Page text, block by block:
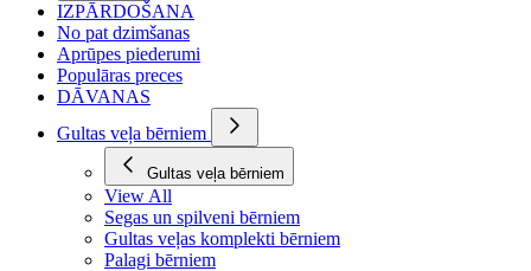
IZPĀRDOŠANA
No pat dzimšanas
Aprūpes piederumi
Populāras preces
DĀVANAS
Gultas veļa bērniem
Gultas veļa bērniem
View All
Segas un spilveni bērniem
Gultas veļas komplekti bērniem
Palagi bērniem